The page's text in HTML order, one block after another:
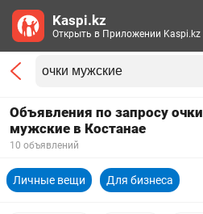
Объявления по запросу очки
мужские в Костанае
10 объявлений
Личные вещи Для бизнеса
Kaspi.kz
Открыть в Приложении Kaspi.kz